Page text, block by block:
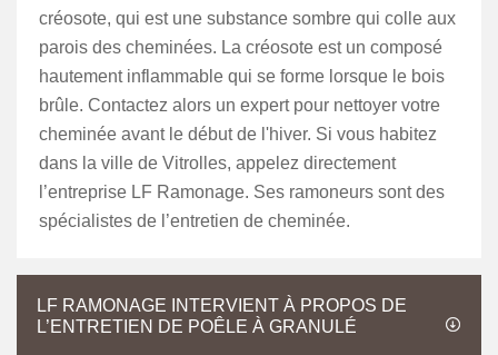
créosote, qui est une substance sombre qui colle aux
parois des cheminées. La créosote est un composé
hautement inflammable qui se forme lorsque le bois
brûle. Contactez alors un expert pour nettoyer votre
cheminée avant le début de l'hiver. Si vous habitez
dans la ville de Vitrolles, appelez directement
l’entreprise LF Ramonage. Ses ramoneurs sont des
spécialistes de l’entretien de cheminée.
LF RAMONAGE INTERVIENT À PROPOS DE
L’ENTRETIEN DE POÊLE À GRANULÉ